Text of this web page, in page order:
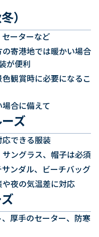
）
ーターなど
の寄港地では暖かい場合
が便利
観賞時に必要になるこ
合に備えて
ズ
できる服装
ングラス、帽子は必須
ンダル、ビーチバッグ
夜の気温差に対応
厚手のセーター、防寒